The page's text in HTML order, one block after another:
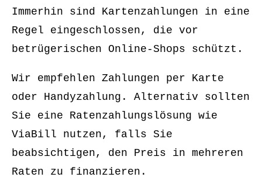
Immerhin sind Kartenzahlungen in eine
Regel eingeschlossen, die vor
betrügerischen Online-Shops schützt.
Wir empfehlen Zahlungen per Karte
oder Handyzahlung. Alternativ sollten
Sie eine Ratenzahlungslösung wie
ViaBill nutzen, falls Sie
beabsichtigen, den Preis in mehreren
Raten zu finanzieren.